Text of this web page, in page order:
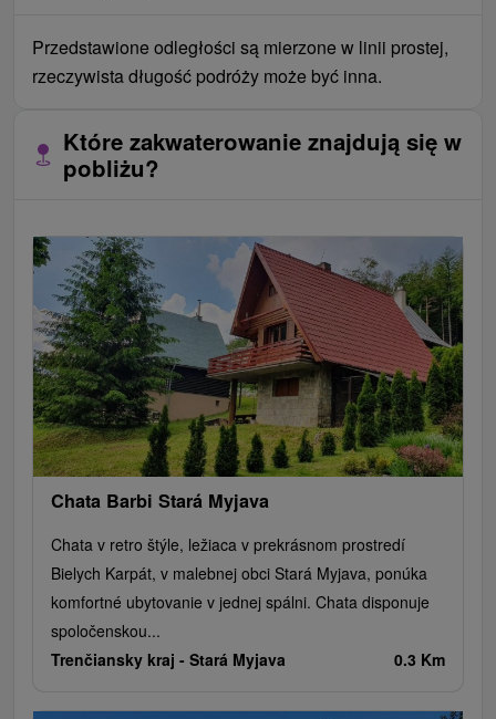
Przedstawione odległości są mierzone w linii prostej,
rzeczywista długość podróży może być inna.
Które zakwaterowanie znajdują się w
pobliżu?
Chata Barbi Stará Myjava
Chata v retro štýle, ležiaca v prekrásnom prostredí
Bielych Karpát, v malebnej obci Stará Myjava, ponúka
komfortné ubytovanie v jednej spálni. Chata disponuje
spoločenskou...
Trenčiansky kraj - Stará Myjava 0.3 Km